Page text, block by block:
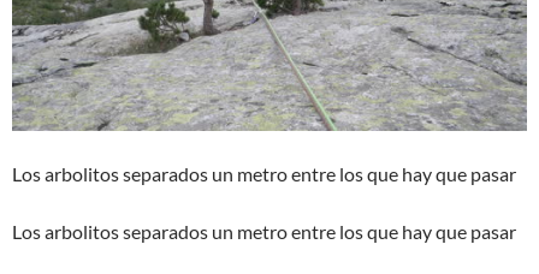
Los arbolitos separados un metro entre los que hay que pasar
Los arbolitos separados un metro entre los que hay que pasar